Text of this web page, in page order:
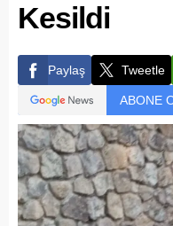
Kesildi
Paylaş Tweetle
ABONE